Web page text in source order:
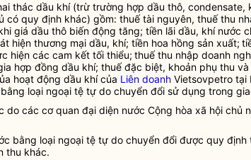
thác dầu khí (trừ trường hợp dầu thô, condensate,
có quy định khác) gồm: thuếtài nguyên, thuếthu
giá dầu thô biến động tăng; tiền lãi dầu, khí nước
hiện thương mại dầu, khí; tiền hoa hồng sản xuất;
hiện các cam kết tối thiểu; thuếthu nhập doanh
hợp đồng dầu khí; thuếđặc biệt, khoản phụ thu và
hoạt động dầu khí của Liên doanh Vietsovpetro tại
bằng loại ngoại tệ tự do chuyển đổi sử dụng trong
do các cơ quan đại diện nước Cộng hòa xã hội chủ
bằng loại ngoại tệ tự do chuyển đổi được quy định
thu khác.